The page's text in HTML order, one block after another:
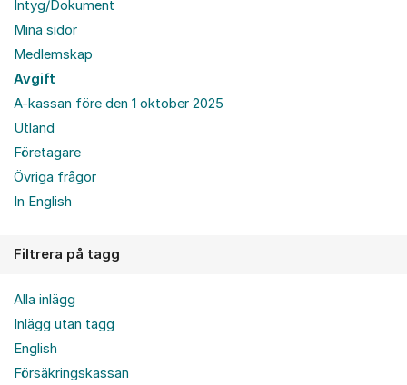
Intyg/Dokument
Mina sidor
Medlemskap
Avgift
A-kassan före den 1 oktober 2025
Utland
Företagare
Övriga frågor
In English
Filtrera på tagg
Alla inlägg
Inlägg utan tagg
English
Försäkringskassan